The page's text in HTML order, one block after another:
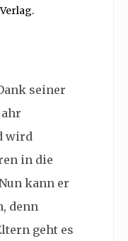
seiner
wird
in die
kann er
denn
geht es